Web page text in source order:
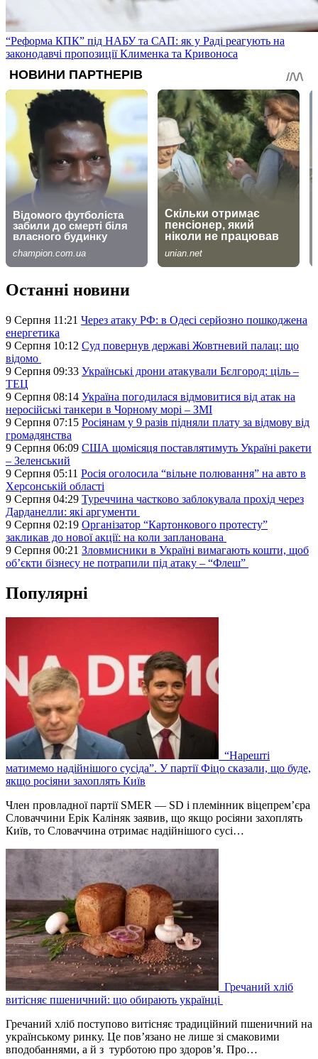
“Реформа КПК” під НАБУ та САП: як у Раді реагують на
законодавчі пропозиції Клименка та Кривоноса
Останні новини
9 Серпня 11:21 Через атаку РФ: в Одесі серйозно пошкоджена
енергетика
9 Серпня 10:12 Суд повернув державі Жовтневий палац: що
відомо
9 Серпня 09:33 Українські дрони атакували Бєлгород: ціль –
ТЕЦ
9 Серпня 08:14 Україна погодилася відмовитися від атак на
неросійські танкери в Чорному морі – ЗМІ
9 Серпня 07:15 Росіянам у 9 разів підняли плату за відмову від
громадянства
9 Серпня 06:09 США щомісяця поставлятимуть Україні ракети
– Зеленський
9 Серпня 05:11 Росія оголосила “вільне полювання” на авто в
Херсонській області
9 Серпня 04:29 Туреччина частково заблокувала прохід через
Дарданелли: які аргументи
9 Серпня 02:19 Організатор “Картонкового протесту”
закликав до нової акції: на коли запланована
9 Серпня 00:21 Зловмисники в Україні вимагають кошти, щоб
об’єкти бізнесу не потрапили під атаку – “Флеш”
Популярні
“Нарешті
матимемо надійнішого сусіда”. У партії Фіцо сказали, що буде,
якщо росіяни захоплять Київ
Член провладної партії SMER — SD і племінник віцепрем’єра
Словаччини Ерік Каліняк заявив, що якщо росіяни захоплять
Київ, то Словаччина отримає надійнішого сусі…
Гречаний хліб
витісняє пшеничний: що обирають українці
Гречаний хліб поступово витісняє традиційний пшеничний на
українському ринку. Це пов’язано не лише зі смаковими
вподобаннями, а й з турботою про здоров’я. Про…